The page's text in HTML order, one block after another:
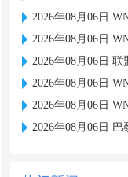
2026年08月06日 WNBA
2026年08月06日 WNBA
2026年08月06日 联盟杯-
2026年08月06日 WNBA
2026年08月06日 WNBA常
2026年08月06日 巴黎0-3